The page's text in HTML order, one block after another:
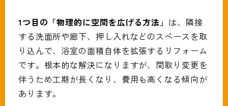
1つ目の「物理的に空間を広げる方法」 は、隣接
する洗面所や廊下、押し入れなどのスペースを取
り込んで、浴室の面積自体を拡張するリフォーム
です。根本的な解決になりますが、間取り変更を
伴うため工期が長くなり、費用も高くなる傾向が
あります。